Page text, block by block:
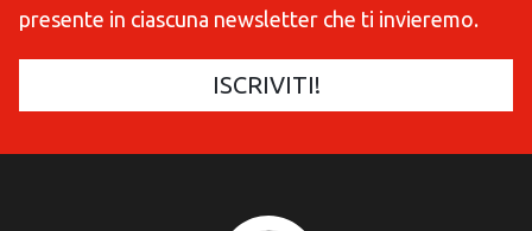
presente in ciascuna newsletter che ti invieremo.